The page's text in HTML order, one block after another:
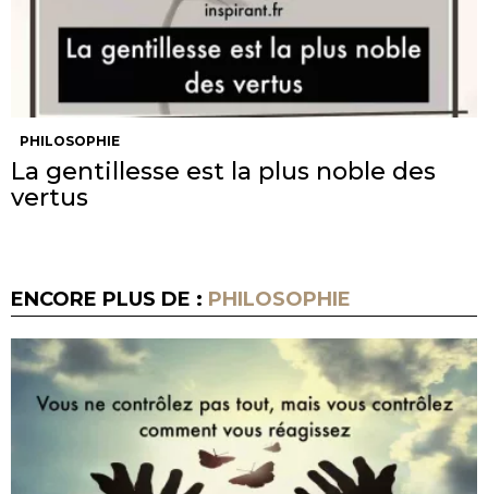
PHILOSOPHIE
La gentillesse est la plus noble des
vertus
ENCORE PLUS DE : PHILOSOPHIE